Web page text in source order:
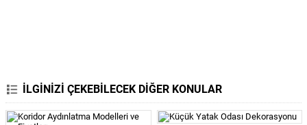
İLGİNİZİ ÇEKEBİLECEK DİĞER KONULAR